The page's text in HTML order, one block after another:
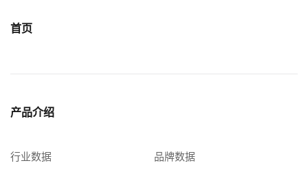
首页
产品介绍
行业数据 品牌数据